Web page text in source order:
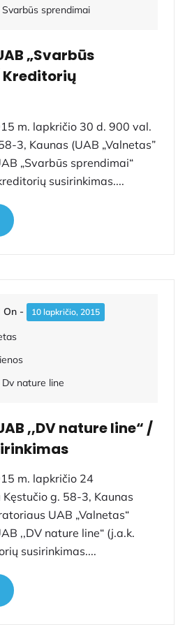
Svarbūs sprendimai
„Svarbūs
m. lapkričio 30 d. 900 val.
3, Kaunas (UAB „Valnetas”
„Svarbūs sprendimai“
susirinkimas....
On - 10 lapkričio, 2015
Dv nature line
,,DV nature line“ /
m. lapkričio 24
g. 58-3, Kaunas
UAB „Valnetas“
,,DV nature line“ (j.a.k.
susirinkimas....